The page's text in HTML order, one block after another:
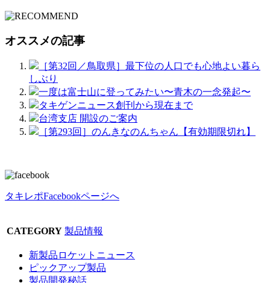
オススメの記事
［第32回／鳥取県］最下位の人口でも心地よい暮ら
しぶり
一度は富士山に登ってみたい〜青木の一念発起〜
タキゲンニュース創刊から現在まで
台湾支店 開設のご案内
［第293回］のんきなのんちゃん【有効期限切れ】
タキレポFacebookページへ
CATEGORY 製品情報
新製品ロケットニュース
ピックアップ製品
製品開発秘話